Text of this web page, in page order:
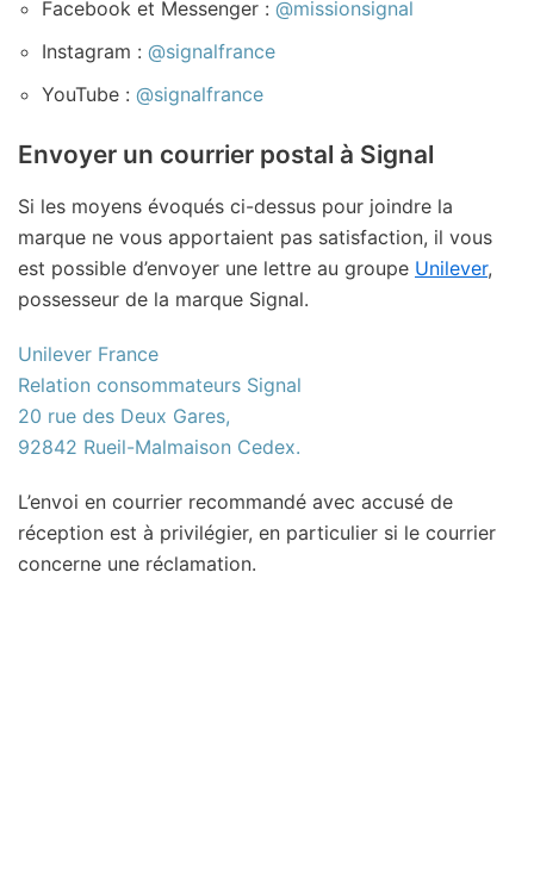
Facebook et Messenger : @missionsignal
Instagram : @signalfrance
YouTube : @signalfrance
Envoyer un courrier postal à Signal
Si les moyens évoqués ci-dessus pour joindre la
marque ne vous apportaient pas satisfaction, il vous
est possible d’envoyer une lettre au groupe Unilever,
possesseur de la marque Signal.
Unilever France
Relation consommateurs Signal
20 rue des Deux Gares,
92842 Rueil-Malmaison Cedex.
L’envoi en courrier recommandé avec accusé de
réception est à privilégier, en particulier si le courrier
concerne une réclamation.